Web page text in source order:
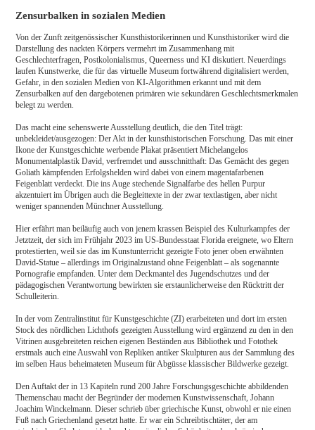
Zensurbalken in sozialen Medien
Von der Zunft zeitgenössischer Kunsthistorikerinnen und Kunsthistoriker wird die
Darstellung des nackten Körpers vermehrt im Zusammenhang mit
Geschlechterfragen, Postkolonialismus, Queerness und KI diskutiert. Neuerdings
laufen Kunstwerke, die für das virtuelle Museum fortwährend digitalisiert werden,
Gefahr, in den sozialen Medien von KI-Algorithmen erkannt und mit dem
Zensurbalken auf den dargebotenen primären wie sekundären Geschlechtsmerkmalen
belegt zu werden.
Das macht eine sehenswerte Ausstellung deutlich, die den Titel trägt:
unbekleidet/ausgezogen: Der Akt in der kunsthistorischen Forschung. Das mit einer
Ikone der Kunstgeschichte werbende Plakat präsentiert Michelangelos
Monumentalplastik David, verfremdet und ausschnitthaft: Das Gemächt des gegen
Goliath kämpfenden Erfolgshelden wird dabei von einem magentafarbenen
Feigenblatt verdeckt. Die ins Auge stechende Signalfarbe des hellen Purpur
akzentuiert im Übrigen auch die Begleittexte in der zwar textlastigen, aber nicht
weniger spannenden Münchner Ausstellung.
Hier erfährt man beiläufig auch von jenem krassen Beispiel des Kulturkampfes der
Jetztzeit, der sich im Frühjahr 2023 im US-Bundesstaat Florida ereignete, wo Eltern
protestierten, weil sie das im Kunstunterricht gezeigte Foto jener oben erwähnten
David-Statue – allerdings im Originalzustand ohne Feigenblatt – als sogenannte
Pornografie empfanden. Unter dem Deckmantel des Jugendschutzes und der
pädagogischen Verantwortung bewirkten sie erstaunlicherweise den Rücktritt der
Schulleiterin.
In der vom Zentralinstitut für Kunstgeschichte (ZI) erarbeiteten und dort im ersten
Stock des nördlichen Lichthofs gezeigten Ausstellung wird ergänzend zu den in den
Vitrinen ausgebreiteten reichen eigenen Beständen aus Bibliothek und Fotothek
erstmals auch eine Auswahl von Repliken antiker Skulpturen aus der Sammlung des
im selben Haus beheimateten Museum für Abgüsse klassischer Bildwerke gezeigt.
Den Auftakt der in 13 Kapiteln rund 200 Jahre Forschungsgeschichte abbildenden
Themenschau macht der Begründer der modernen Kunstwissenschaft, Johann
Joachim Winckelmann. Dieser schrieb über griechische Kunst, obwohl er nie einen
Fuß nach Griechenland gesetzt hatte. Er war ein Schreibtischtäter, der am